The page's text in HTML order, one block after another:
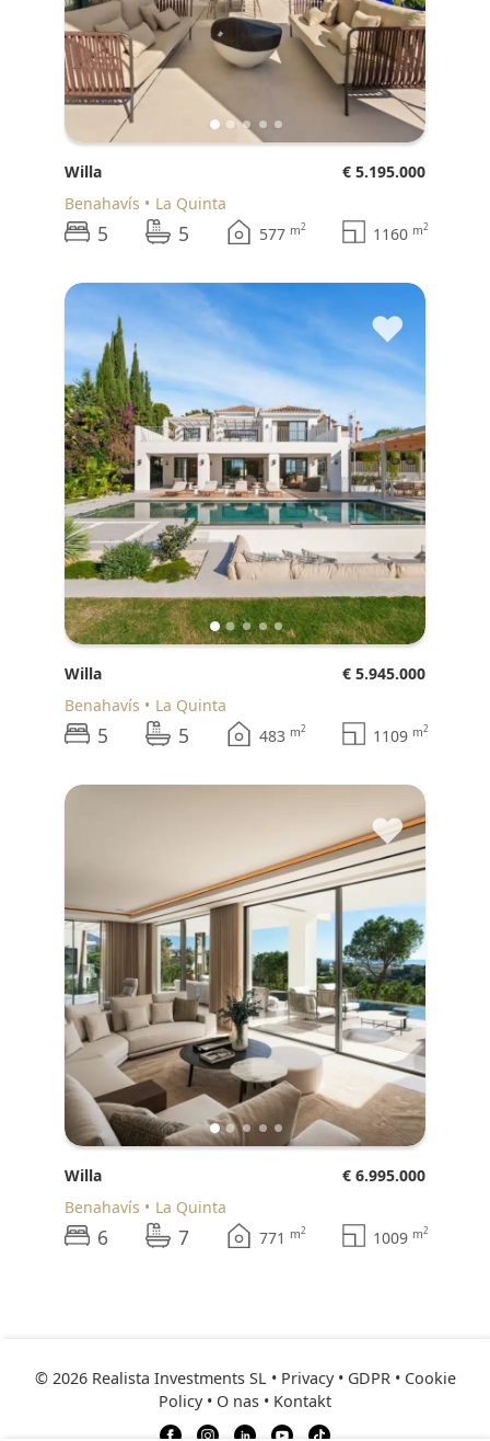
Willa
€ 5.195.000
Benahavís
La Quinta
5 5 577 m2 1160 m2
♥
Willa
€ 5.945.000
Benahavís
La Quinta
5 5 483 m2 1109 m2
♥
Willa
€ 6.995.000
Benahavís
La Quinta
6 7 771 m2 1009 m2
© 2026 Realista Investments SL • Privacy • GDPR• Cookie
Policy• O nas • Kontakt